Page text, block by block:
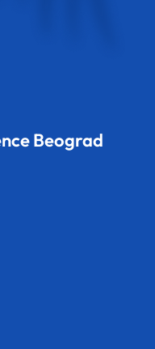
Beograd